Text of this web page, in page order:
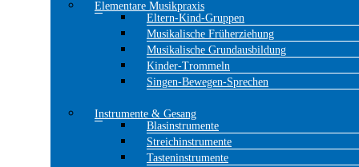
Elementare Musikpraxis
Eltern-Kind-Gruppen
Musikalische Früherziehung
Musikalische Grundausbildung
Kinder-Trommeln
Singen-Bewegen-Sprechen
Instrumente & Gesang
Blasinstrumente
Streichinstrumente
Tasteninstrumente